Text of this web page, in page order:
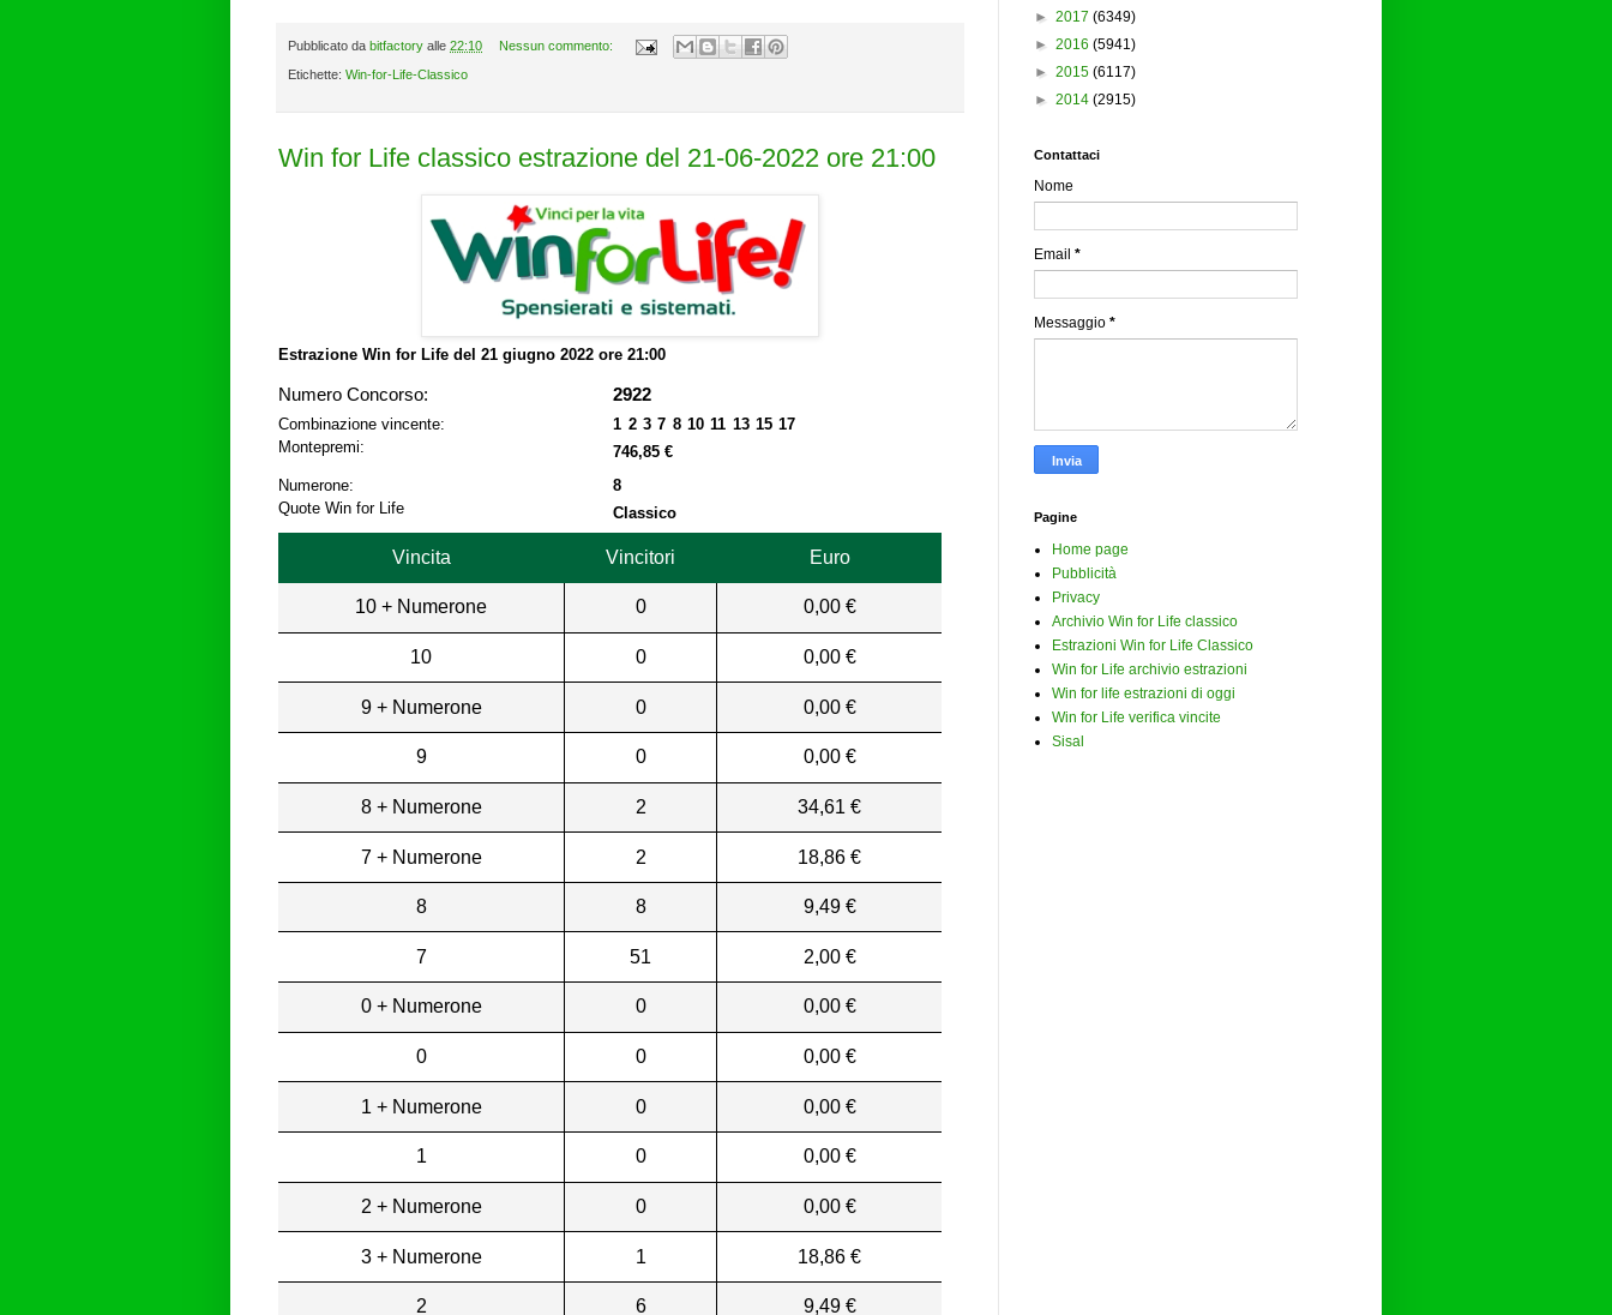
Pubblicato da bitfactory alle 22:10 Nessun commento:
Etichette: Win-for-Life-Classico
Win for Life classico estrazione del 21-06-2022 ore 21:00
Estrazione Win for Life del 21 giugno 2022 ore 21:00
Numero Concorso: 2922
Combinazione vincente:
1 2 3 7 8 10 11 13 15 17
Montepremi:
746,85 €
Numerone:
8
Quote Win for Life
Classico
Vincita Vincitori Euro
10 + Numerone 0 0,00 €
10 0 0,00 €
9 + Numerone 0 0,00 €
9 0 0,00 €
8 + Numerone 2 34,61 €
7 + Numerone 2 18,86 €
8 8 9,49 €
7 51 2,00 €
0 + Numerone 0 0,00 €
0 0 0,00 €
1 + Numerone 0 0,00 €
1 0 0,00 €
2 + Numerone 0 0,00 €
3 + Numerone 1 18,86 €
2 6 9,49 €
► 2017 (6349)
► 2016 (5941)
► 2015 (6117)
► 2014 (2915)
Contattaci
Nome
Email *
Messaggio *
Pagine
Home page
Pubblicità
Privacy
Archivio Win for Life classico
Estrazioni Win for Life Classico
Win for Life archivio estrazioni
Win for life estrazioni di oggi
Win for Life verifica vincite
Sisal